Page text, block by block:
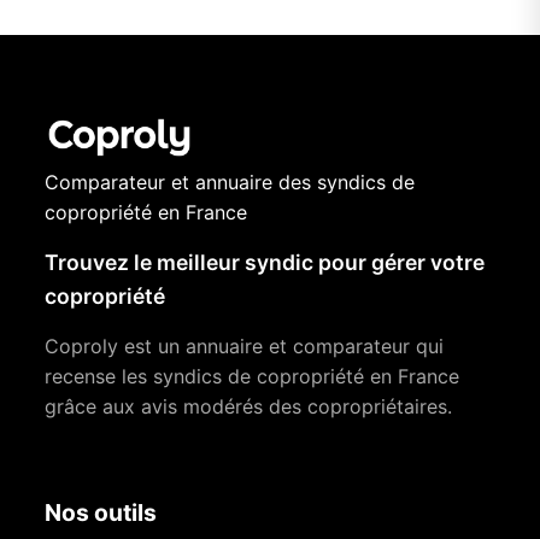
Comparateur et annuaire des syndics de
copropriété en France
Trouvez le meilleur syndic pour gérer votre
copropriété
Coproly est un annuaire et comparateur qui
recense les syndics de copropriété en France
grâce aux avis modérés des copropriétaires.
Nos outils